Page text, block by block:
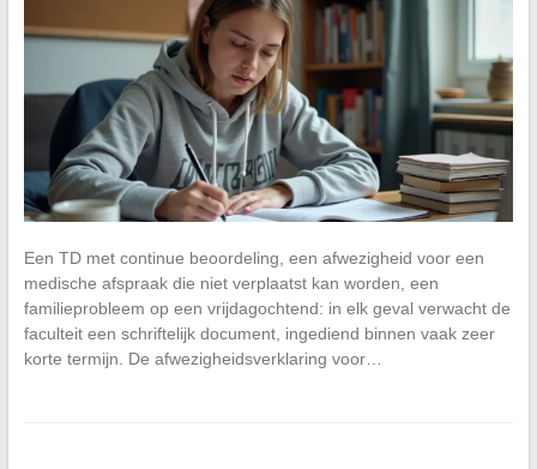
Een TD met continue beoordeling, een afwezigheid voor een
medische afspraak die niet verplaatst kan worden, een
familieprobleem op een vrijdagochtend: in elk geval verwacht de
faculteit een schriftelijk document, ingediend binnen vaak zeer
korte termijn. De afwezigheidsverklaring voor…